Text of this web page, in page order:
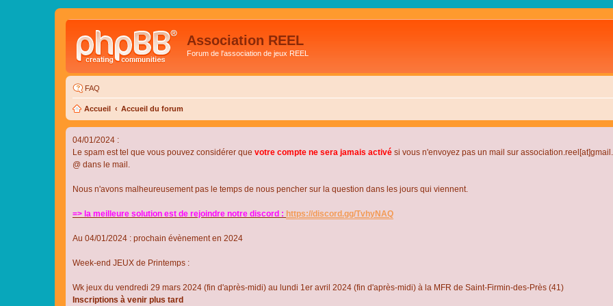
Association REEL
Forum de l'association de jeux REEL
FAQ
Accueil Accueil du forum
04/01/2024 :
Le spam est tel que vous pouvez considérer que votre compte ne sera jamais activé si vous n'envoyez pas un mail sur
@ dans le mail.
Nous n'avons malheureusement pas le temps de nous pencher sur la question dans les jours qui viennent.
=> la meilleure solution est de rejoindre notre discord : https://discord.gg/TvhyNAQ
Au 04/01/2024 : prochain évènement en 2024
Week-end JEUX de Printemps :
Wk jeux du vendredi 29 mars 2024 (fin d'après-midi) au lundi 1er avril 2024 (fin d'après-midi) à la MFR de Saint-Firmin-des-Près (41)
Inscriptions à venir plus tard